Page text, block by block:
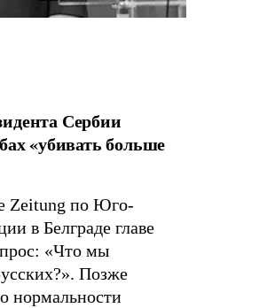
Сербии
«убивать больше
Zeitung по Юго-
в Белграде главе
«Что мы
Позже
нормальности